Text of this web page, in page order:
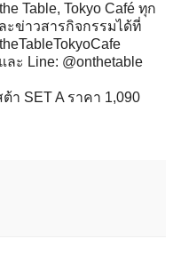
Table, Tokyo Café ทุก
ะข่าวสารกิจกรรมได้ที่
ละ Line: @onthetable
า SET A ราคา 1,090